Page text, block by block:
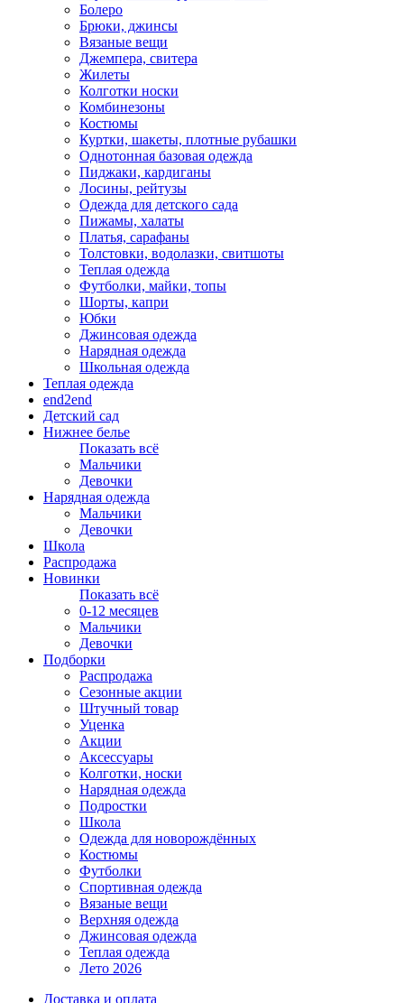
Болеро
Брюки, джинсы
Вязаные вещи
Джемпера, свитера
Жилеты
Колготки носки
Комбинезоны
Костюмы
Куртки, шакеты, плотные рубашки
Однотонная базовая одежда
Пиджаки, кардиганы
Лосины, рейтузы
Одежда для детского сада
Пижамы, халаты
Платья, сарафаны
Толстовки, водолазки, свитшоты
Теплая одежда
Футболки, майки, топы
Шорты, капри
Юбки
Джинсовая одежда
Нарядная одежда
Школьная одежда
Теплая одежда
end2end
Детский сад
Нижнее белье
Показать всё
Мальчики
Девочки
Нарядная одежда
Мальчики
Девочки
Школа
Распродажа
Новинки
Показать всё
0-12 месяцев
Мальчики
Девочки
Подборки
Распродажа
Сезонные акции
Штучный товар
Уценка
Акции
Аксессуары
Колготки, носки
Нарядная одежда
Подростки
Школа
Одежда для новорождённых
Костюмы
Футболки
Спортивная одежда
Вязаные вещи
Верхняя одежда
Джинсовая одежда
Теплая одежда
Лето 2026
Доставка и оплата